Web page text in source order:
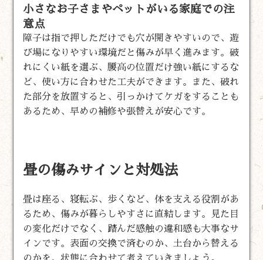
小さなお子さまやペットがいる家庭での注
意点
障子は指で押しただけでも穴が開きやすいので、遊
び場になりやすい環境だと傷みが早く進みます。破
れにくい紙を選ぶ、腰高の位置だけ強い紙にするな
ど、使い方に合わせた工夫ができます。また、破れ
た部分を放置すると、引っかけてケガをすることも
あるため、早めの補修や張替えが安心です。
畳の傷みサインと対処法
畳は座る、寝転ぶ、歩くなど、体を支える役割があ
るため、傷みが暮らしやすさに直結します。見た目
の変化だけでなく、踏んだ感触の違和感も大事なサ
インです。表面の交換で済むのか、土台から替える
のかを、状態に合わせて考えていきましょう。